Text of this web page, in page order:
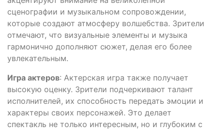
сценографии и музыкальном сопровождении,
которые создают атмосферу волшебства. Зрители
отмечают, что визуальные элементы и музыка
гармонично дополняют сюжет, делая его более
увлекательным.
Игра актеров: Актерская игра также получает
высокую оценку. Зрители подчеркивают талант
исполнителей, их способность передать эмоции и
характеры своих персонажей. Это делает
спектакль не только интересным, но и глубоким с